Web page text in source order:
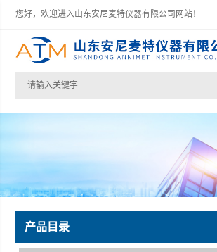
您好，欢迎进入山东安尼麦特仪器有限公司网站！
产品目录